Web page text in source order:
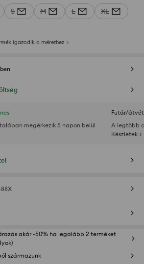
S M L
XL
igazodik a mérethez
megérkezik 5 napon belül
Futár/
A legtöbb
Részletek >
akár -50% ha legalább 2 terméket
származunk